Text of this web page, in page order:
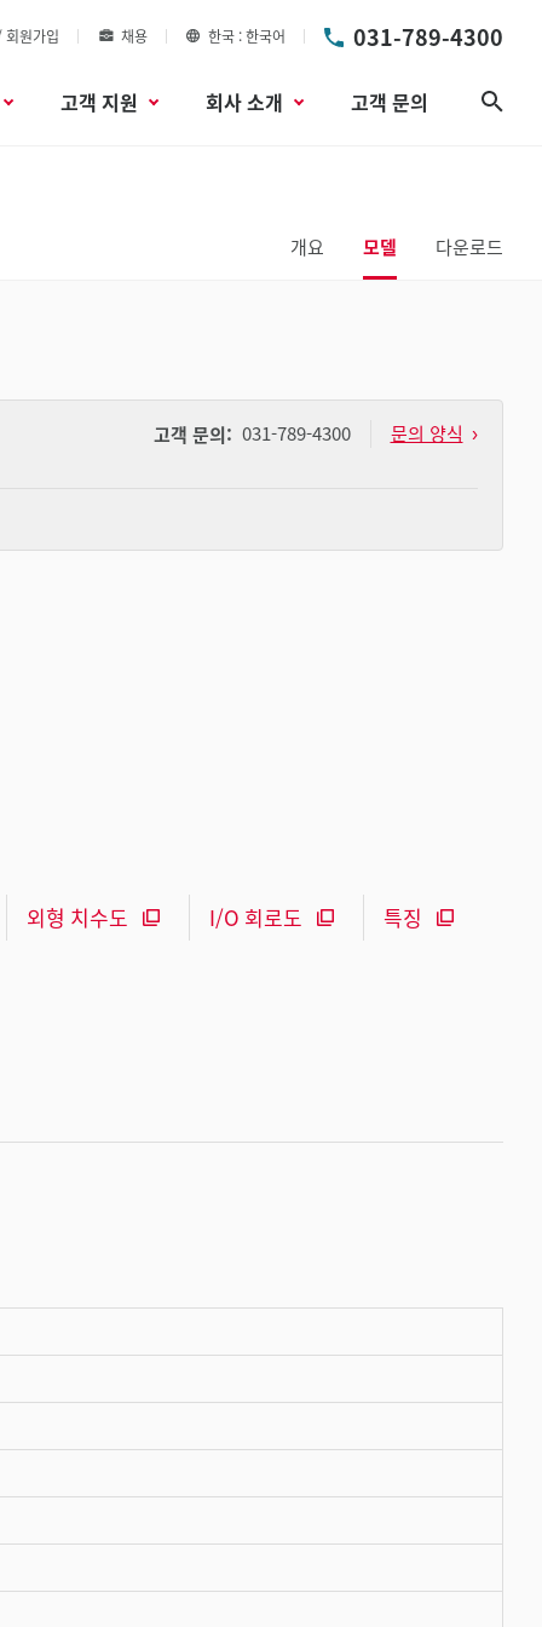
회원가입 채용 한국 한국어 031-789-4300
고객 지원 회사 소개 고객 문의
개요 모델 다운로드
고객 문의: 031-789-4300 문의 양식
외형 치수도 I/O 회로도 특징